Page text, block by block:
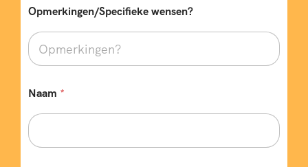
g
a
t
Opmerkingen/Specifieke wensen?
Naam *